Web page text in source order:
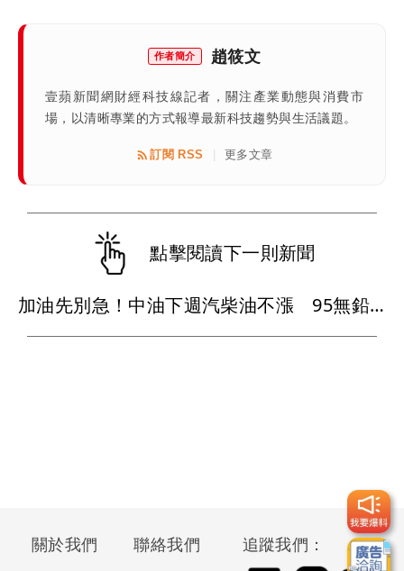
作者簡介 趙筱文
壹蘋新聞網財經科技線記者，關注產業動態與消費市
場，以清晰專業的方式報導最新科技趨勢與生活議題。
訂閱 RSS 更多文章
點擊閱讀下一則新聞
加油先別急！中油下週汽柴油不漲 95無鉛維持32元
關於我們
聯絡我們
追蹤我們：